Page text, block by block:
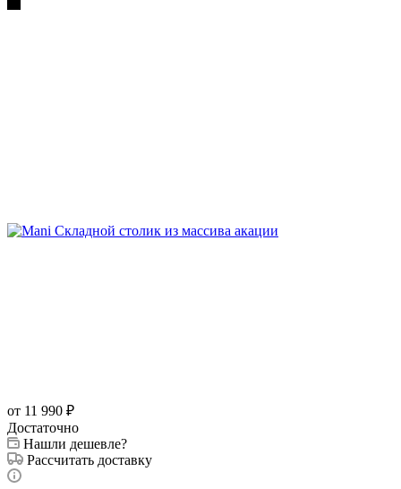
от 11 990 ₽
Достаточно
Нашли дешевле?
Рассчитать доставку